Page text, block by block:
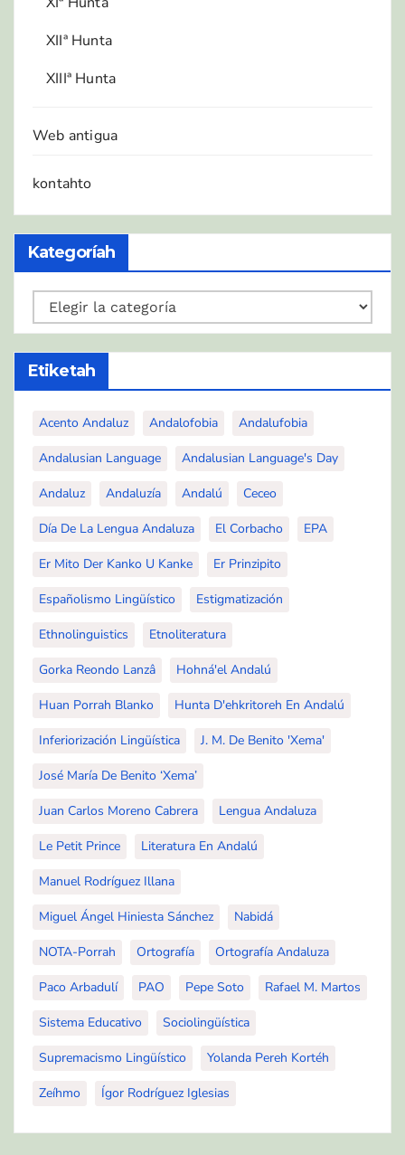
XIIª Hunta
XIIIª Hunta
Web antigua
kontahto
Kategoríah
Kategoríah
Etiketah
Acento Andaluz Andalofobia Andalufobia
Andalusian Language Andalusian Language's Day
Andaluz Andaluzía Andalú Ceceo
Día De La Lengua Andaluza El Corbacho EPA
Er Mito Der Kanko U Kanke Er Prinzipito
Españolismo Lingüístico Estigmatización
Ethnolinguistics Etnoliteratura
Gorka Reondo Lanzâ Hohná'el Andalú
Huan Porrah Blanko Hunta D'ehkritoreh En Andalú
Inferiorización Lingüística J. M. De Benito 'Xema'
José María De Benito ‘Xema’
Juan Carlos Moreno Cabrera Lengua Andaluza
Le Petit Prince Literatura En Andalú
Manuel Rodríguez Illana
Miguel Ángel Hiniesta Sánchez Nabidá
NOTA-Porrah Ortografía Ortografía Andaluza
Paco Arbadulí PAO Pepe Soto Rafael M. Martos
Sistema Educativo Sociolingüística
Supremacismo Lingüístico Yolanda Pereh Kortéh
Zeíhmo Ígor Rodríguez Iglesias